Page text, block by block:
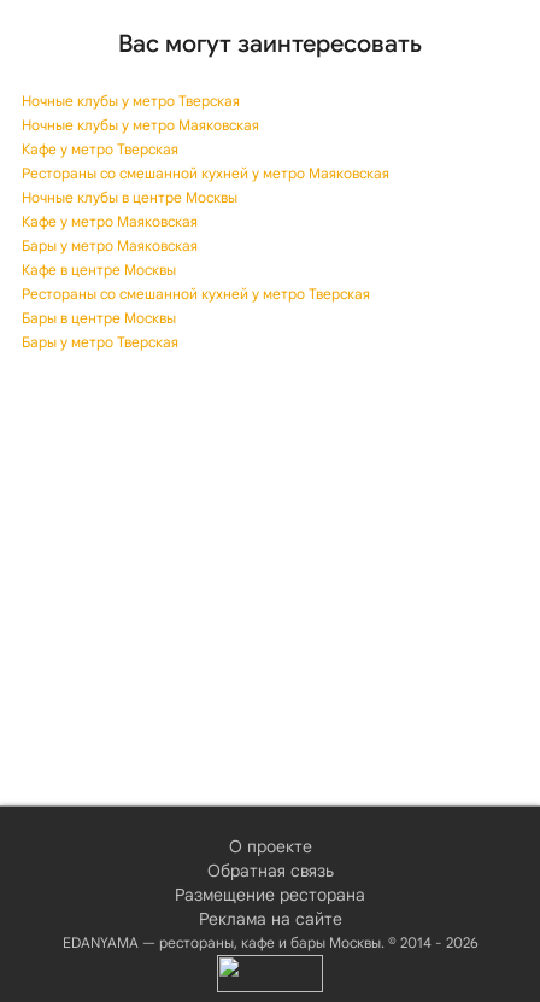
Вас могут заинтересовать
Ночные клубы у метро Тверская
Ночные клубы у метро Маяковская
Кафе у метро Тверская
Рестораны со смешанной кухней у метро Маяковская
Ночные клубы в центре Москвы
Кафе у метро Маяковская
Бары у метро Маяковская
Кафе в центре Москвы
Рестораны со смешанной кухней у метро Тверская
Бары в центре Москвы
Бары у метро Тверская
О проекте
Обратная связь
Размещение ресторана
Реклама на сайте
EDANYAMA — рестораны, кафе и бары Москвы. © 2014 - 2026